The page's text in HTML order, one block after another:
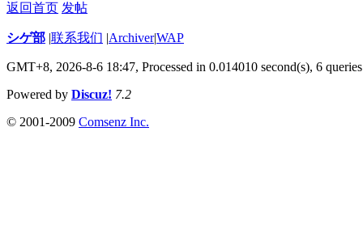
返回首页 发帖
シゲ部 |联系我们 |Archiver|WAP
GMT+8, 2026-8-6 18:47, Processed in 0.014010 second(s), 6 queries
Powered by Discuz! 7.2
© 2001-2009 Comsenz Inc.